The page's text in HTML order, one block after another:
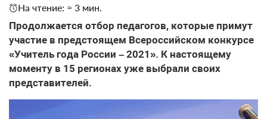
На чтение: ≈ 3 мин.
Продолжается отбор педагогов, которые примут
участие в предстоящем Всероссийском конкурсе
«Учитель года России – 2021». К настоящему
моменту в 15 регионах уже выбрали своих
представителей.